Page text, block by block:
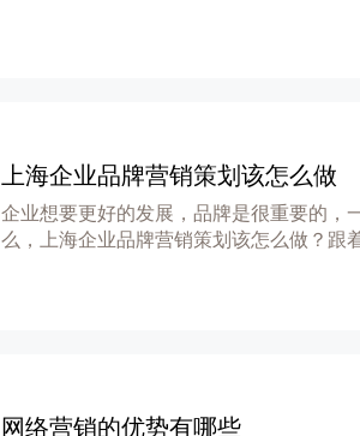
上海企业品牌营销策划该怎么做
企业想要更好的发展，品牌是很重要的，
么，上海企业品牌营销策划该怎么做？跟
网络营销的优势有哪些